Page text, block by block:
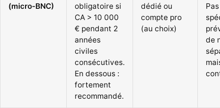
(micro-BNC)
obligatoire si
CA > 10 000
€ pendant 2
années
civiles
consécutives.
En dessous :
fortement
recommandé.
dédié ou
compte pro
(au choix)
de